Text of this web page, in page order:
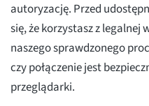
autoryzację. Przed
się, że korzystasz z
naszego sprawdzonego
czy połączenie jest
przeglądarki.